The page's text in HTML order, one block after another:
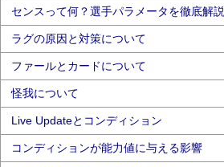
センスって何？選手パラメータを徹底解説
ラグの原因と対策について
ファールとカードについて
怪我について
Live Updateとコンディション
コンディションが能力値に与える影響